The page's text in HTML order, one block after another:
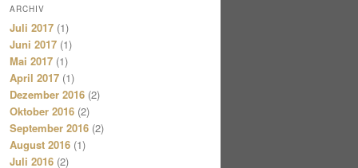
ARCHIV
Juli 2017 (1)
Juni 2017 (1)
Mai 2017 (1)
April 2017 (1)
Dezember 2016 (2)
Oktober 2016 (2)
September 2016 (2)
August 2016 (1)
Juli 2016 (2)